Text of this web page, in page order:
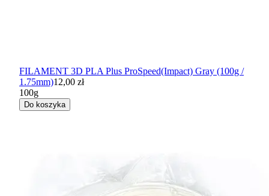
FILAMENT 3D PLA Plus ProSpeed(Impact) Gray (100g /
1.75mm)12,00 zł
100g
Do koszyka